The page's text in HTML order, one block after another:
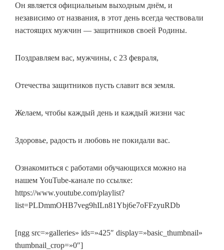
Он является официальным выходным днём, и
независимо от названия, в этот день всегда чествовали
настоящих мужчин — защитников своей Родины.
Поздравляем вас, мужчины, с 23 февраля,
Отечества защитников пусть славит вся земля.
Желаем, чтобы каждый день и каждый жизни час
Здоровье, радость и любовь не покидали вас.
Ознакомиться с работами обучающихся можно на
нашем YouTube-канале по ссылке:
https://www.youtube.com/playlist?
list=PLDmmOHB7veg9hILn81Ybj6e7oFFzyuRDb
[ngg src=»galleries» ids=»425″ display=»basic_thumbnail»
thumbnail_crop=»0″]